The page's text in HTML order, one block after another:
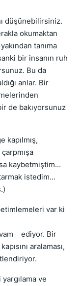
düşünebilirsiniz.
okumaktan
tanıma
bir insanın ruh
Bu da
anlar. Bir
de bakıyorsunuz
kapılmış,
kaybetmiştim...
istedim...
var ki
ediyor. Bir
aralaması,
ve